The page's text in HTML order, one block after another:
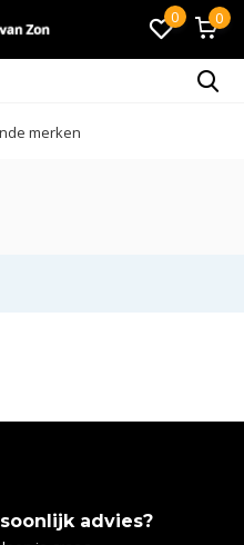
0 0
merken
advies?